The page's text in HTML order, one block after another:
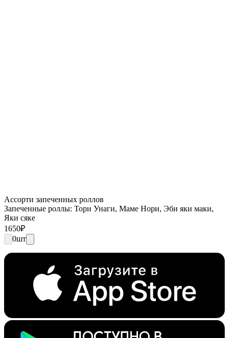
Ассорти запеченных роллов
Запеченные роллы: Тори Унаги, Маме Нори, Эби яки маки,
Яки сяке
1650₽
0шт